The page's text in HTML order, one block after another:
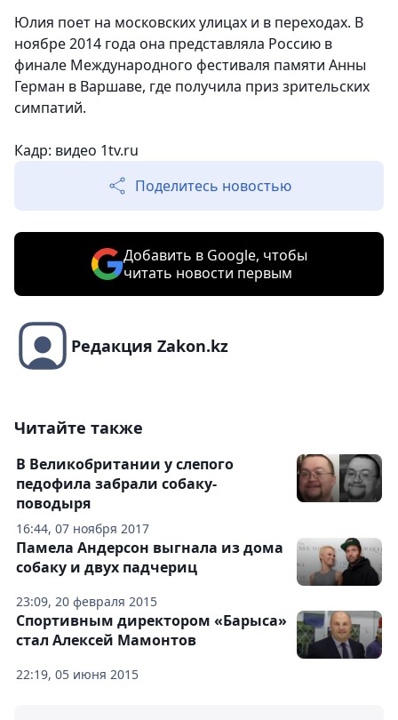
Юлия поет на московских улицах и в переходах. В
ноябре 2014 года она представляла Россию в
финале Международного фестиваля памяти Анны
Герман в Варшаве, где получила приз зрительских
симпатий.
Кадр: видео 1tv.ru
Поделитесь новостью
Добавить в Google, чтобы
читать новости первым
Редакция Zakon.kz
Читайте также
16:44, 07 ноября 2017
В Великобритании у слепого
педофила забрали собаку-
поводыря
23:09, 20 февраля 2015
Памела Андерсон выгнала из дома
собаку и двух падчериц
22:19, 05 июня 2015
Спортивным директором «Барыса»
стал Алексей Мамонтов